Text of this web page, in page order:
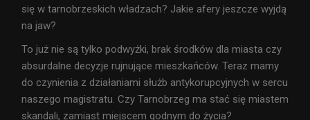
się w tarnobrzeskich władzach? Jakie afery jeszcze wyjdą
na jaw?
To już nie są tylko podwyżki, brak środków dla miasta czy
absurdalne decyzje rujnujące mieszkańców. Teraz mamy
do czynienia z działaniami służb antykorupcyjnych w sercu
naszego magistratu. Czy Tarnobrzeg ma stać się miastem
skandali, zamiast miejscem godnym do życia?